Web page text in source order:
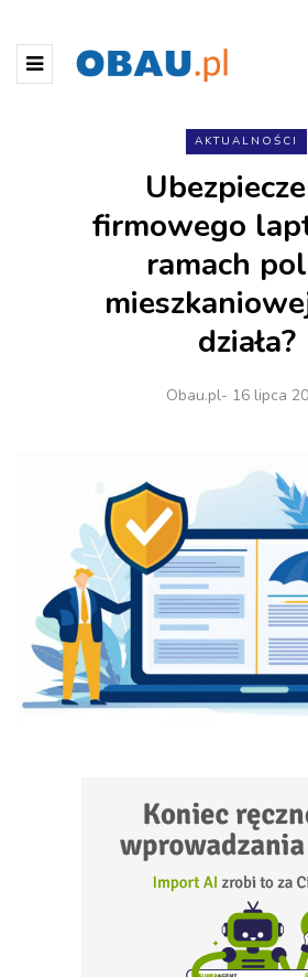
AKTUALNOŚCI
firmowego
ramach
działa?
Obau.pl- 16 lipca